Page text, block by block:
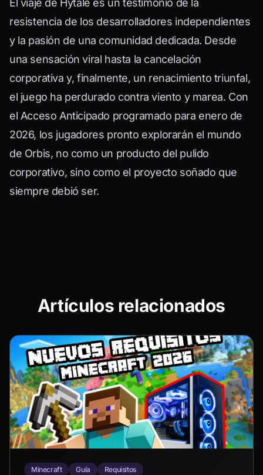
El viaje de Hytale es un testimonio de la
resistencia de los desarrolladores independientes
y la pasión de una comunidad dedicada. Desde
una sensación viral hasta la cancelación
corporativa y, finalmente, un renacimiento triunfal,
el juego ha perdurado contra viento y marea. Con
el Acceso Anticipado programado para enero de
2026, los jugadores pronto explorarán el mundo
de Orbis, no como un producto del pulido
corporativo, sino como el proyecto soñado que
siempre debió ser.
Artículos relacionados
Minecraft Guía Requisitos